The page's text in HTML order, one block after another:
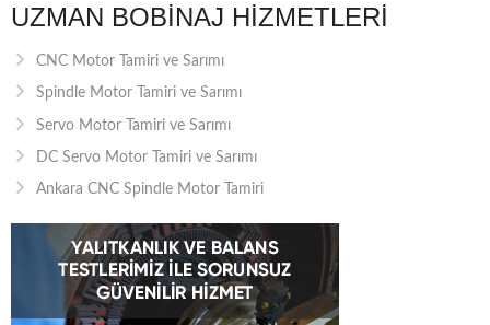
UZMAN BOBINAJ HIZMETLERI
CNC Motor Tamiri ve Sarımı
Spindle Motor Tamiri ve Sarımı
Servo Motor Tamiri ve Sarımı
DC Servo Motor Tamiri ve Sarımı
Ankara CNC Spindle Motor Tamiri